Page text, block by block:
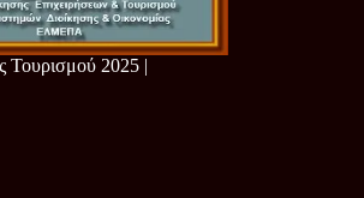
Τουρισμού 2025 |